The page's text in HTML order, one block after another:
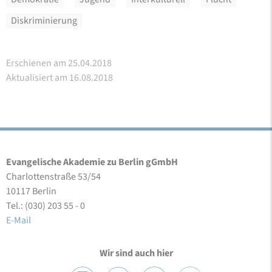
Diskriminierung
Erschienen am 25.04.2018
Aktualisiert am 16.08.2018
Evangelische Akademie zu Berlin gGmbH
Charlottenstraße 53/54
10117 Berlin
Tel.: (030) 203 55 - 0
E-Mail
Wir sind auch hier